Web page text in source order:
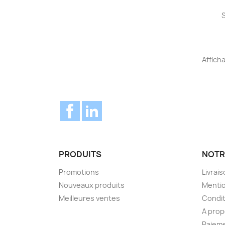
Facebook
PRODUITS
Promotions
Nouveaux produits
Meilleures ventes
A